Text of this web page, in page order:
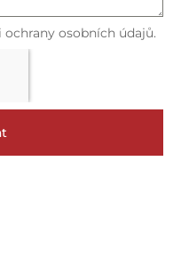
ochrany osobních údajů.